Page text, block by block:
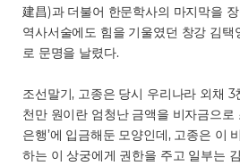
建昌)과 더불어 한문학사의 마지막을
역사서술에도 힘을 기울였던 창강 김
로 문명을 날렸다.
조선말기, 고종은 당시 우리나라 외채
천만 원이란 엄청난 금액을 비자금으로
은행’에 입금해둔 모양인데, 고종은 이
하는 이 상궁에게 권한을 주고 일부는